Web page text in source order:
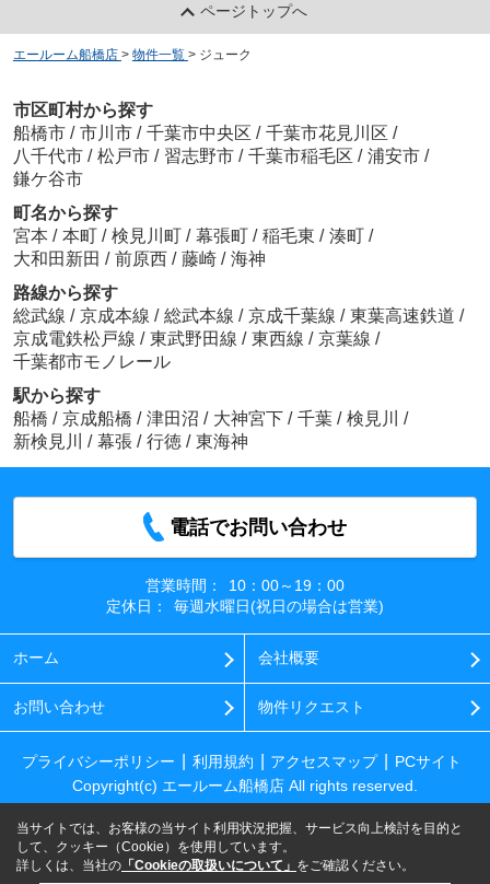
ページトップへ
エールーム船橋店 > 物件一覧 > ジューク
市区町村から探す
船橋市 / 市川市 / 千葉市中央区 / 千葉市花見川区 /
八千代市 / 松戸市 / 習志野市 / 千葉市稲毛区 / 浦安市 /
鎌ケ谷市
町名から探す
宮本 / 本町 / 検見川町 / 幕張町 / 稲毛東 / 湊町 /
大和田新田 / 前原西 / 藤崎 / 海神
路線から探す
総武線 / 京成本線 / 総武本線 / 京成千葉線 / 東葉高速鉄道 /
京成電鉄松戸線 / 東武野田線 / 東西線 / 京葉線 /
千葉都市モノレール
駅から探す
船橋 / 京成船橋 / 津田沼 / 大神宮下 / 千葉 / 検見川
/
新検見川
/ 幕張 / 行徳 / 東海神
電話でお問い合わせ
営業時間：
10：00～19：00
定休日：
毎週水曜日(祝日の場合は営業)
ホーム 会社概要
お問い合わせ 物件リクエスト
プライバシーポリシー 利用規約 アクセスマップ
PCサイト
Copyright(c) エールーム船橋店 All rights reserved.
当サイトでは、お客様の当サイト利用状況把握、サービス向上検討を目的と
して、クッキー（Cookie）を使用しています。
詳しくは、当社の 「Cookieの取扱いについて」 をご確認ください。